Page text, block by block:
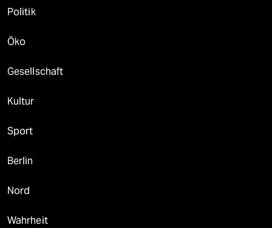
Politik
Öko
Gesellschaft
Kultur
Sport
Berlin
Nord
Wahrheit